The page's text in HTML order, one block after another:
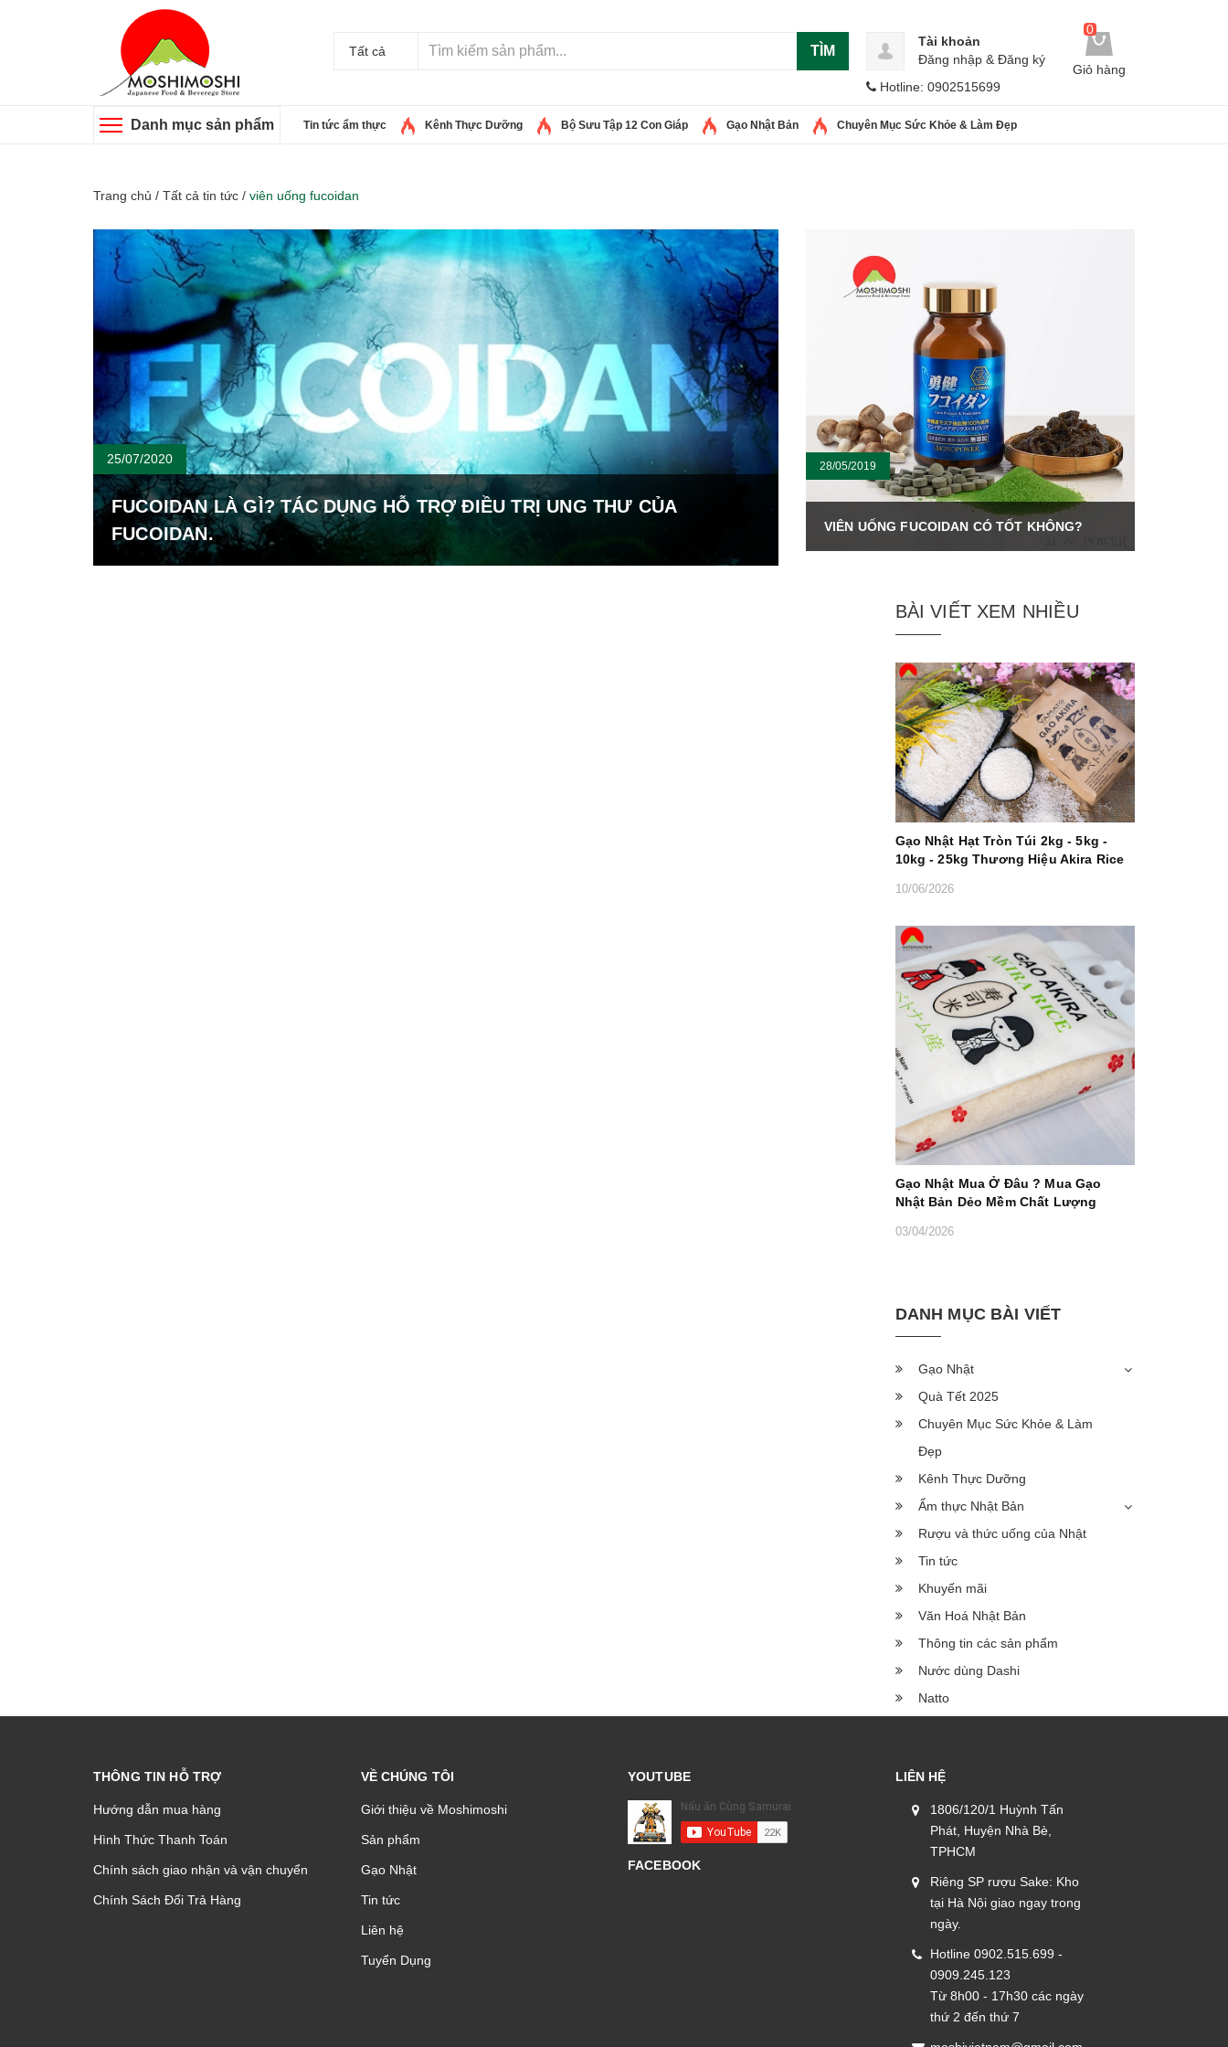
Tất cả TÌM
0
Giỏ hàng
Tài khoản
Đăng nhập & Đăng ký
Hotline: 0902515699
Danh mục sản phẩm Tin tức ẩm thực Kênh Thực Dưỡng Bộ Sưu Tập 12 Con Giáp Gạo Nhật Bản Chuyên Mục Sức Khỏe & Làm Đẹp
Trang chủ / Tất cả tin tức / viên uống fucoidan
25/07/2020
FUCOIDAN LÀ GÌ? TÁC DỤNG HỖ TRỢ ĐIỀU TRỊ UNG THƯ CỦA
FUCOIDAN.
28/05/2019
VIÊN UỐNG FUCOIDAN CÓ TỐT KHÔNG?
BÀI VIẾT XEM NHIỀU
Gạo Nhật Hạt Tròn Túi 2kg - 5kg -
10kg - 25kg Thương Hiệu Akira Rice
10/06/2026
Gạo Nhật Mua Ở Đâu ? Mua Gạo
Nhật Bản Dẻo Mềm Chất Lượng
03/04/2026
DANH MỤC BÀI VIẾT
Gạo Nhật
Quà Tết 2025
Chuyên Mục Sức Khỏe & Làm
Đẹp
Kênh Thực Dưỡng
Ẩm thực Nhật Bản
Rượu và thức uống của Nhật
Tin tức
Khuyến mãi
Văn Hoá Nhật Bản
Thông tin các sản phẩm
Nước dùng Dashi
Natto
THÔNG TIN HỖ TRỢ
Hướng dẫn mua hàng
Hình Thức Thanh Toán
Chính sách giao nhận và vận chuyển
Chính Sách Đổi Trả Hàng
VỀ CHÚNG TÔI
Giới thiệu về Moshimoshi
Sản phẩm
Gạo Nhật
Tin tức
Liên hệ
Tuyển Dụng
YOUTUBE
FACEBOOK
LIÊN HỆ
1806/120/1 Huỳnh Tấn
Phát, Huyện Nhà Bè,
TPHCM
Riêng SP rượu Sake: Kho
tại Hà Nội giao ngay trong
ngày.
Hotline 0902.515.699 -
0909.245.123
Từ 8h00 - 17h30 các ngày
thứ 2 đến thứ 7